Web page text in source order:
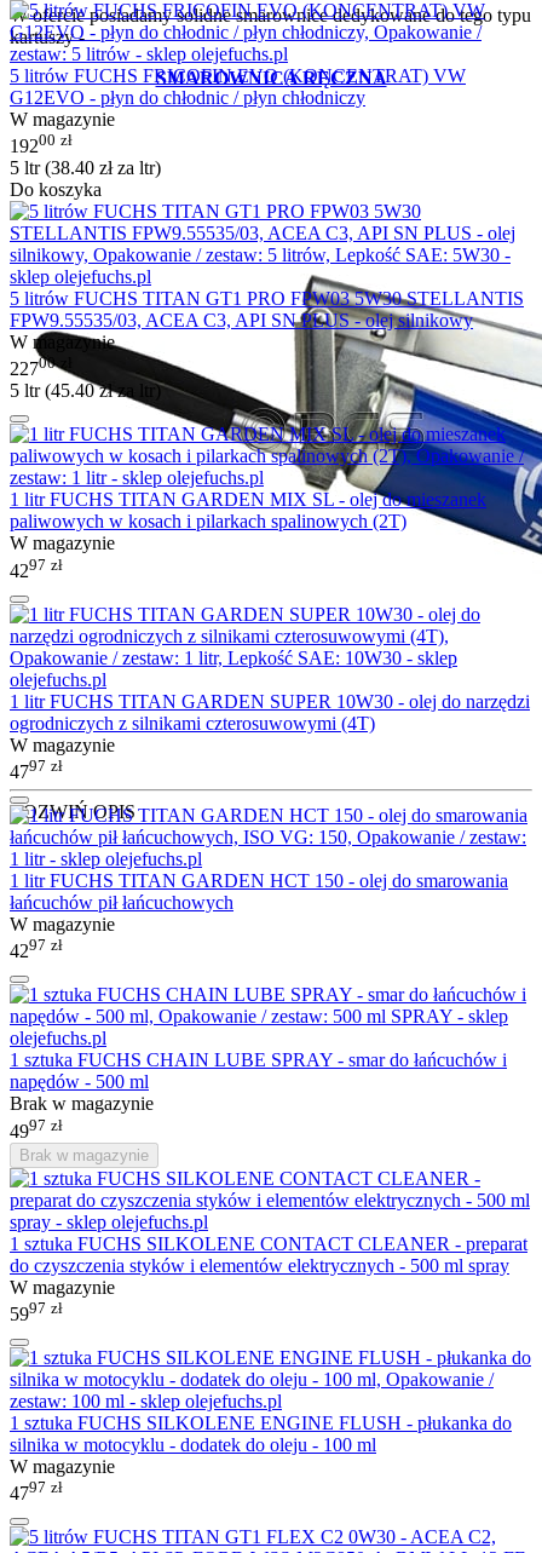
W ofercie posiadamy solidne smarownice dedykowane do tego typu
kartuszy -
SMAROWNICA RĘCZNA
ROZWIŃ OPIS
5 litrów FUCHS FRICOFIN EVO (KONCENTRAT) VW
G12EVO - płyn do chłodnic / płyn chłodniczy
W magazynie
19200 zł
5 ltr (38.40 złza ltr)
Do koszyka
5 litrów FUCHS TITAN GT1 PRO FPW03 5W30 STELLANTIS
FPW9.55535/03, ACEA C3, API SN PLUS - olej silnikowy
W magazynie
22700
5 ltr (45.40złza ltr)
1 litr FUCHS TITAN GARDEN MIX SL - olej do mieszanek
paliwowych w kosach i pilarkach spalinowych (2T)
W magazynie
4297 zł
1 litr FUCHS TITAN GARDEN SUPER 10W30 - olej do narzędzi
ogrodniczych z silnikami czterosuwowymi (4T)
W magazynie
4797 zł
1 litr FUCHS TITAN GARDEN HCT 150 - olej do smarowania
łańcuchów pił łańcuchowych
W magazynie
4297 zł
1 sztuka FUCHS CHAIN LUBE SPRAY - smar do łańcuchów i
napędów - 500 ml
Brak w magazynie
4997 zł
Brak w magazynie
1 sztuka FUCHS SILKOLENE CONTACT CLEANER - preparat
do czyszczenia styków i elementów elektrycznych - 500 ml spray
W magazynie
5997 zł
1 sztuka FUCHS SILKOLENE ENGINE FLUSH - płukanka do
silnika w motocyklu - dodatek do oleju - 100 ml
W magazynie
4797 zł